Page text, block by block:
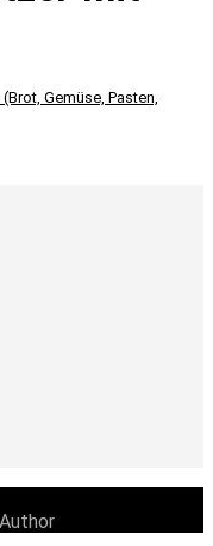
Gemüse, Pasten,